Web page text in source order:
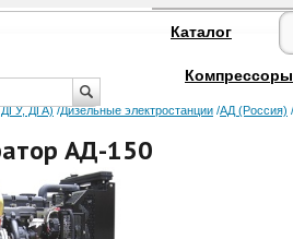
Каталог
Компрессоры
ДГА) Дизельные электростанции АД (Россия)
АД-150